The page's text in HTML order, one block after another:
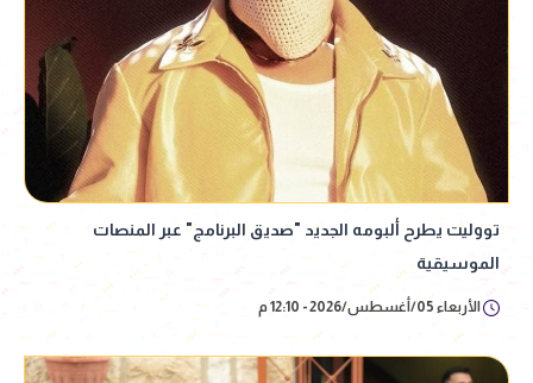
تووليت يطرح ألبومه الجديد "صديق البرنامج" عبر المنصات
الموسيقية
الأربعاء 05/أغسطس/2026 - 12:10 م